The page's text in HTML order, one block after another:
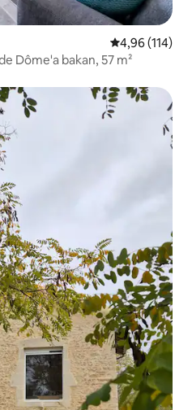
5 üzerinden
4,96 (114)
Dôme'a bakan, 57 m²
arasında